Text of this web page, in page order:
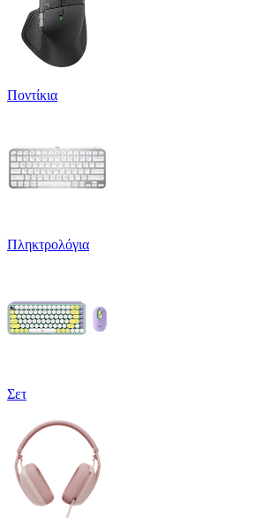
Ποντίκια
Πληκτρολόγια
Σετ